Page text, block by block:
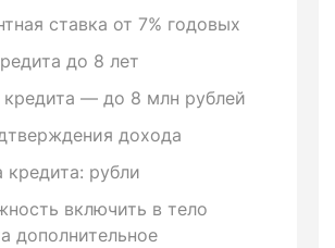
ставка от 7% годовых
до 8 лет
— до 8 млн рублей
дохода
кредита: рубли
включить в тело
дополнительное